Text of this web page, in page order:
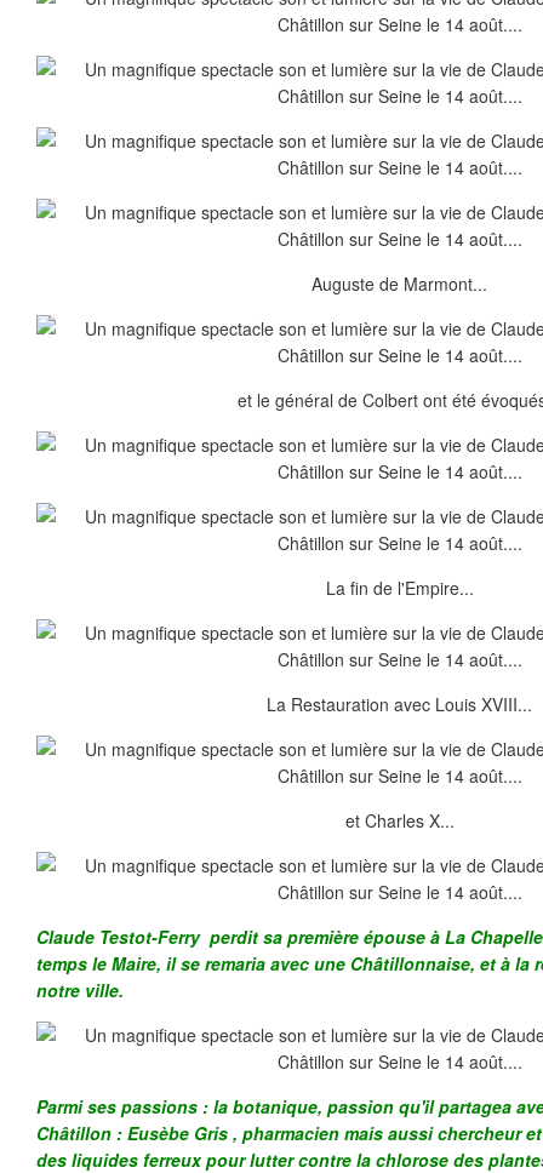
Auguste de Marmont...
et le général de Colbert ont été
La fin de l'Empire...
La Restauration avec Louis XVIII...
et Charles X...
Claude Testot-Ferry perdit sa première épouse à La
temps le Maire, il se remaria avec une Châtillonnaise, et à la
notre ville.
Parmi ses passions : la botanique, passion qu'il partagea
Châtillon : Eusèbe Gris , pharmacien mais aussi chercheur
des liquides ferreux pour lutter contre la chlorose des